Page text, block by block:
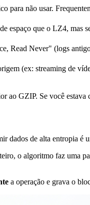
para não usar.
espaço que o LZ4,
Read Never" (logs
(ex: streaming de
ao GZIP. Se você estava
dados de alta entropia é
o algoritmo faz uma
a operação e grava o